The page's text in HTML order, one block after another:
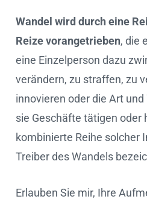
Wandel wird durch eine
Reize vorangetrieben, die
eine Einzelperson dazu
verändern, zu straffen, zu
innovieren oder die Art
sie Geschäfte tätigen oder
kombinierte Reihe solcher
Treiber des Wandels
Erlauben Sie mir, Ihre